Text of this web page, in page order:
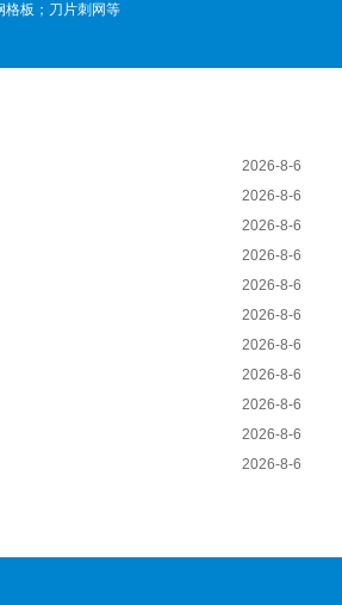
格板；刀片刺网等
2026-8-6
2026-8-6
2026-8-6
2026-8-6
2026-8-6
2026-8-6
2026-8-6
2026-8-6
2026-8-6
2026-8-6
2026-8-6